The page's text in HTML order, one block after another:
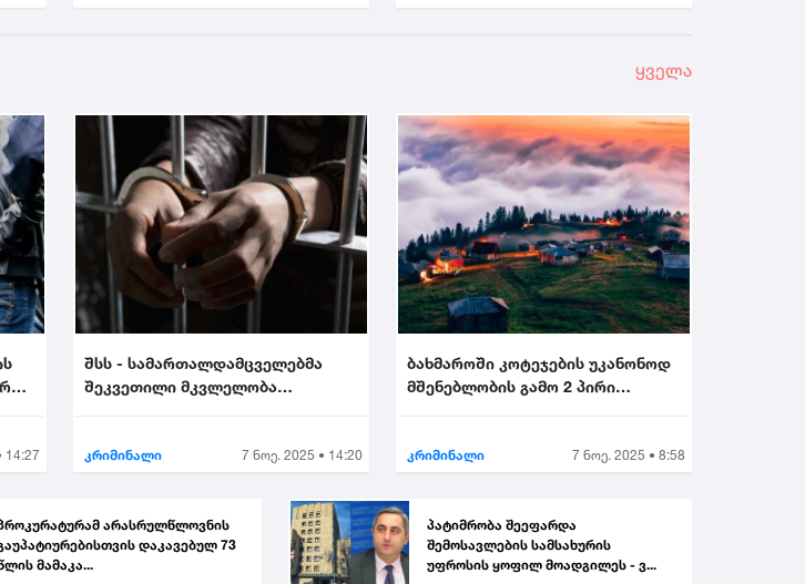
ყველა
14:27
შსს - სამართალდამცველებმა
შეკვეთილი მკვლელობა
კრიმინალი 7 ნოე. 2025 • 14:20
ბახმაროში კოტეჯების უკანონოდ
მშენებლობის გამო 2 პირი
კრიმინალი 7 ნოე. 2025 • 8:58
არასრულწლოვნის
დაკავებულ 73
მამაკა...
პატიმრობა შეეფარდა
შემოსავლების სამსახურის
უფროსის ყოფილ მოადგილეს - ვ...